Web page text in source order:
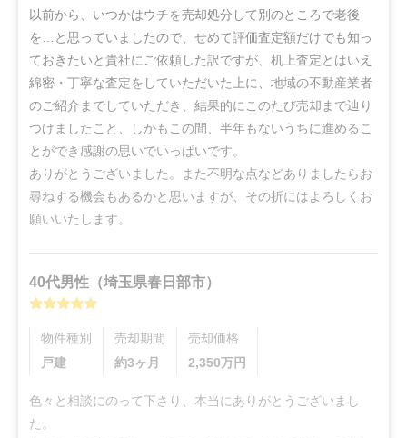
以前から、いつかはウチを売却処分して別のところで老後
を…と思っていましたので、せめて評価査定額だけでも知っ
ておきたいと貴社にご依頼した訳ですが、机上査定とはいえ
綿密・丁寧な査定をしていただいた上に、地域の不動産業者
のご紹介までしていただき、結果的にこのたび売却まで辿り
つけましたこと、しかもこの間、半年もないうちに進めるこ
とができ感謝の思いでいっぱいです。
ありがとうございました。また不明な点などありましたらお
尋ねする機会もあるかと思いますが、その折にはよろしくお
願いいたします。
40代男性 （埼玉県春日部市）
物件種別
戸建
売却期間
約3ヶ月
売却価格
2,350万円
色々と相談にのって下さり、本当にありがとうございまし
た。